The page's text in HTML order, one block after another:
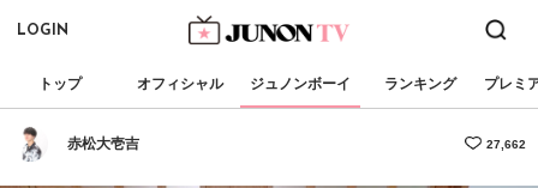
LOGIN
トップ オフィシャル ジュノンボーイ ランキング プレミ
赤松大壱吉 27,662